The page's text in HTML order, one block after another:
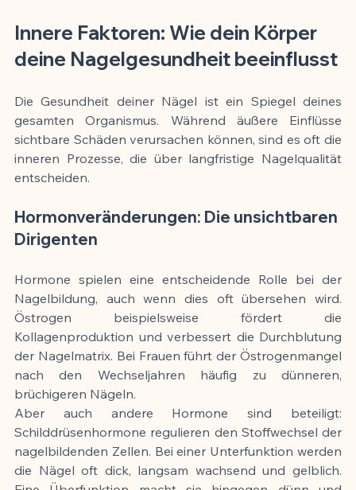
Innere Faktoren: Wie dein Körper
deine Nagelgesundheit beeinflusst
Die Gesundheit deiner Nägel ist ein Spiegel deines
gesamten Organismus. Während äußere Einflüsse
sichtbare Schäden verursachen können, sind es oft die
inneren Prozesse, die über langfristige Nagelqualität
entscheiden.
Hormonveränderungen: Die unsichtbaren
Dirigenten
Hormone spielen eine entscheidende Rolle bei der
Nagelbildung, auch wenn dies oft übersehen wird.
Östrogen beispielsweise fördert die
Kollagenproduktion und verbessert die Durchblutung
der Nagelmatrix. Bei Frauen führt der Östrogenmangel
nach den Wechseljahren häufig zu dünneren,
brüchigeren Nägeln.
Aber auch andere Hormone sind beteiligt:
Schilddrüsenhormone regulieren den Stoffwechsel der
nagelbildenden Zellen. Bei einer Unterfunktion werden
die Nägel oft dick, langsam wachsend und gelblich.